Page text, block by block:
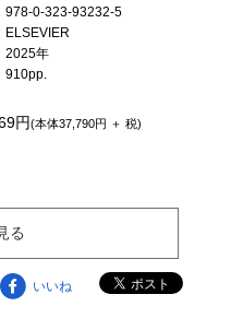
978-0-323-93232-5
ELSEVIER
2025年
910pp.
円(本体37,790円 ＋ 税)
る
いいね